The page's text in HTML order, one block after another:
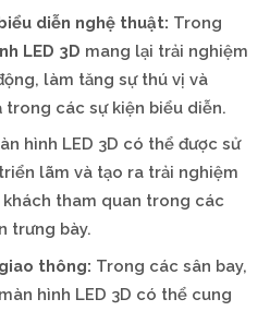
diễn nghệ thuật: Trong
LED 3D mang lại trải nghiệm
làm tăng sự thú vị và
các sự kiện biểu diễn.
hình LED 3D có thể được sử
lãm và tạo ra trải nghiệm
tham quan trong các
trưng bày.
thông: Trong các sân bay,
hình LED 3D có thể cung